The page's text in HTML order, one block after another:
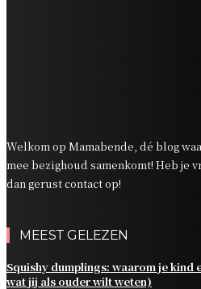
Welkom op Mamabende, dé blog
mee bezighoud samenkomt! Heb je
dan gerust contact op!
MEEST GELEZEN
Squishy dumplings: waarom je kind
wat jij als ouder wilt weten)